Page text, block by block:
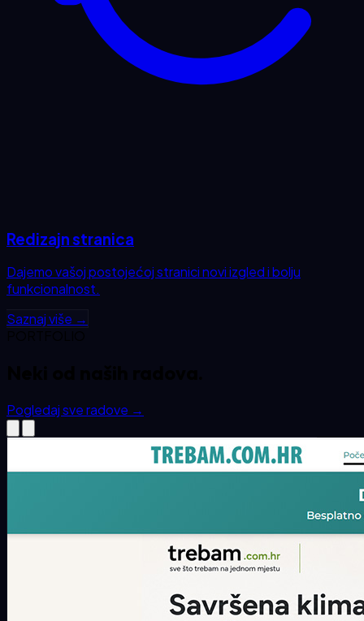
Redizajn stranica
Dajemo vašoj postojećoj stranici novi izgled i bolju
funkcionalnost.
Saznaj više →
Pogledaj sve radove →